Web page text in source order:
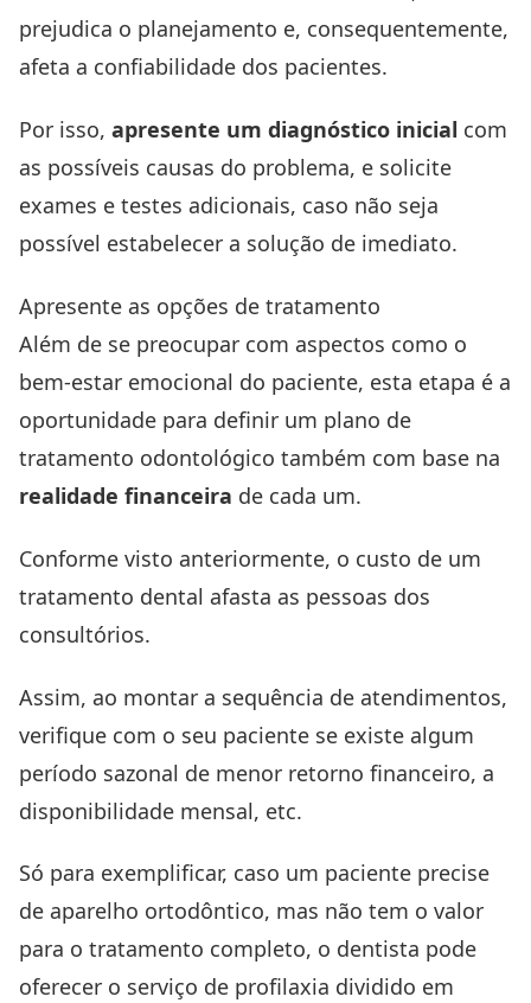
prejudica o planejamento e, consequentemente,
afeta a confiabilidade dos pacientes.
Por isso, apresente um diagnóstico inicial com
as possíveis causas do problema, e solicite
exames e testes adicionais, caso não seja
possível estabelecer a solução de imediato.
Apresente as opções de tratamento
Além de se preocupar com aspectos como o
bem-estar emocional do paciente, esta etapa é a
oportunidade para definir um plano de
tratamento odontológico também com base na
realidade financeira de cada um.
Conforme visto anteriormente, o custo de um
tratamento dental afasta as pessoas dos
consultórios.
Assim, ao montar a sequência de atendimentos,
verifique com o seu paciente se existe algum
período sazonal de menor retorno financeiro, a
disponibilidade mensal, etc.
Só para exemplificar, caso um paciente precise
de aparelho ortodôntico, mas não tem o valor
para o tratamento completo, o dentista pode
oferecer o serviço de profilaxia dividido em